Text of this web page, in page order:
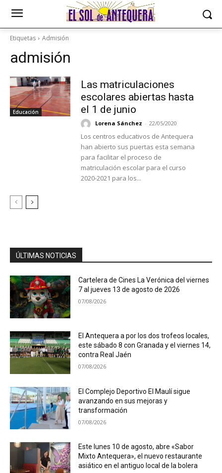
Etiquetas Admisión
admisión
Educación
Las matriculaciones
escolares abiertas hasta
el 1 de junio
Lorena Sánchez - 22/05/2020
Los centros educativos de Antequera
han abierto sus puertas esta semana
para facilitar el proceso de
matriculación escolar para el curso
2020-2021 para los...
ÚLTIMAS NOTICIAS
Cartelera de Cines La Verónica del viernes
7 al jueves 13 de agosto de 2026
07/08/2026
El Antequera a por los dos trofeos locales,
este sábado 8 con Granada y el viernes 14,
contra Real Jaén
07/08/2026
El Complejo Deportivo El Maulí sigue
avanzando en sus mejoras y
transformación
07/08/2026
Este lunes 10 de agosto, abre «Sabor
Mixto Antequera», el nuevo restaurante
asiático en el antiguo local de la bolera